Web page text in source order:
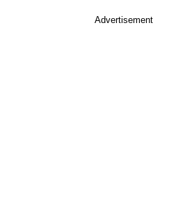
Advertisement